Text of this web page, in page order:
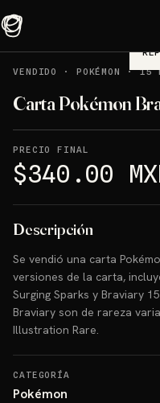
VENDIDO
· POKÉMON ·15
Carta Pokémon
PRECIO FINAL
$340.00
Descripción
Se vendió una carta
versiones de la carta,
Surging Sparks y Braviary
Braviary son de rareza
Illustration Rare.
CATEGORÍA
Pokémon